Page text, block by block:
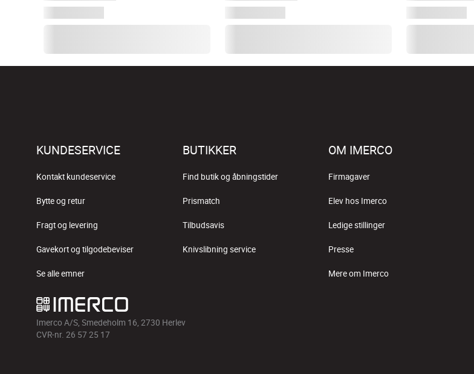
KUNDESERVICE
Kontakt kundeservice
Bytte og retur
Fragt og levering
Gavekort og tilgodebeviser
Se alle emner
BUTIKKER
Find butik og åbningstider
Prismatch
Tilbudsavis
Knivslibning service
OM IMERCO
Firmagaver
Elev hos Imerco
Ledige stillinger
Presse
Mere om Imerco
Imerco A/S, Smedeholm 16, 2730 Herlev
CVR-nr. 26 57 25 17